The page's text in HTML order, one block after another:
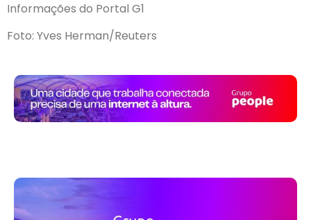
Informações do Portal G1
Foto: Yves Herman/Reuters